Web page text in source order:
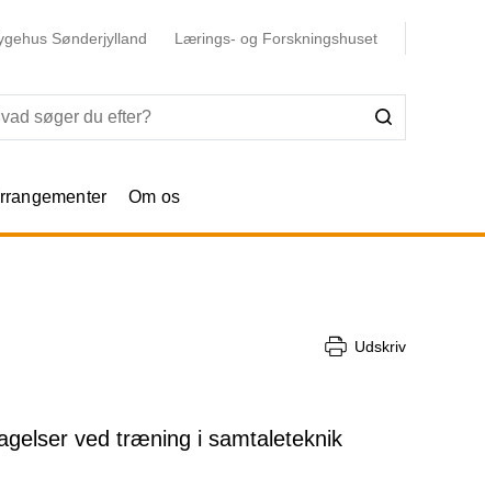
Sønderjylland Lærings- og Forskningshuset
Om os
Udskriv
ved træning i samtaleteknik